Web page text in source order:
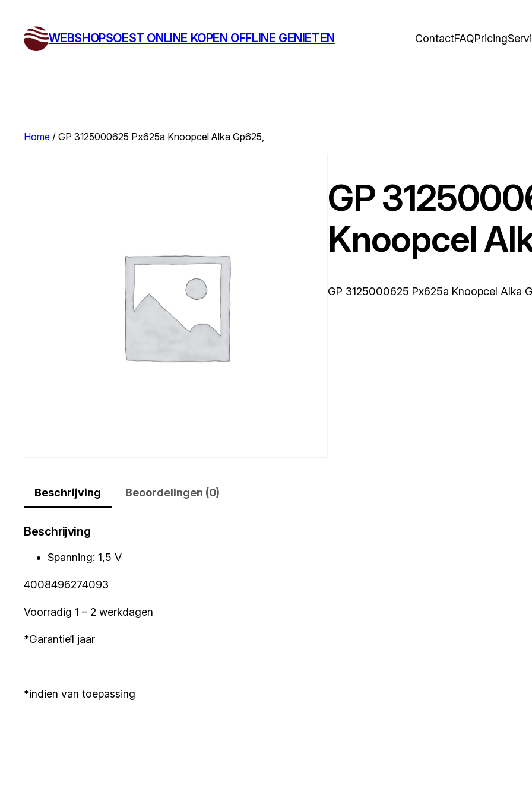
WEBSHOPSOEST ONLINE KOPEN OFFLINE GENIETEN ContactFAQPricing
Home / GP 3125000625 Px625a Knoopcel Alka Gp625,
GP
Knoopcel
GP 3125000625 Px625a Knoopcel Alka
Beschrijving Beoordelingen (0)
Beschrijving
Spanning: 1,5 V
4008496274093
Voorradig 1 – 2 werkdagen
*Garantie1 jaar
*indien van toepassing